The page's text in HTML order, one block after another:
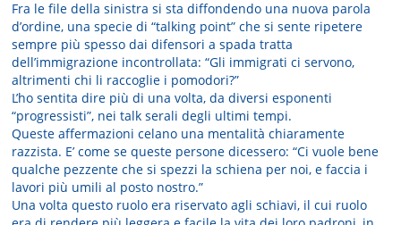
Fra le file della sinistra si sta diffondendo una nuova parola
d’ordine, una specie di “talking point” che si sente ripetere
sempre più spesso dai difensori a spada tratta
dell’immigrazione incontrollata: “Gli immigrati ci servono,
altrimenti chi li raccoglie i pomodori?”
L’ho sentita dire più di una volta, da diversi esponenti
“progressisti”, nei talk serali degli ultimi tempi.
Queste affermazioni celano una mentalità chiaramente
razzista. E’ come se queste persone dicessero: “Ci vuole bene
qualche pezzente che si spezzi la schiena per noi, e faccia i
lavori più umili al posto nostro.”
Una volta questo ruolo era riservato agli schiavi, il cui ruolo